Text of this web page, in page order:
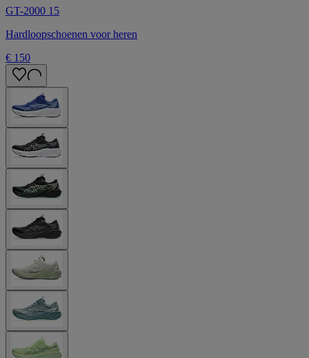
GT-2000 15
Hardloopschoenen voor heren
€ 150